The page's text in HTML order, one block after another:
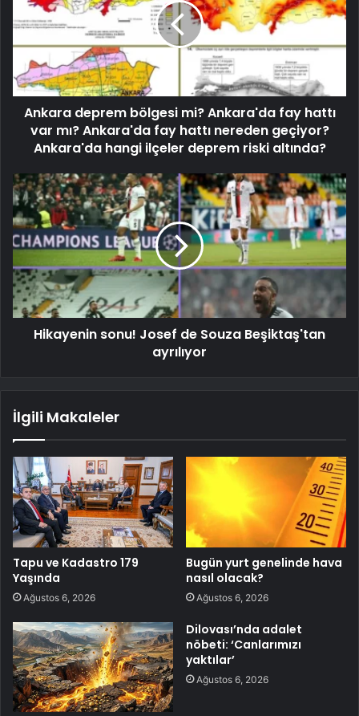
Ankara deprem bölgesi mi? Ankara'da fay hattı
var mı? Ankara'da fay hattı nereden geçiyor?
Ankara'da hangi ilçeler deprem riski altında?
Hikayenin sonu! Josef de Souza Beşiktaş'tan
ayrılıyor
İlgili Makaleler
Tapu ve Kadastro 179
Yaşında
Ağustos 6, 2026
Bugün yurt genelinde hava
nasıl olacak?
Ağustos 6, 2026
Dilovası’nda adalet
nöbeti: ‘Canlarımızı
yaktılar’
Ağustos 6, 2026